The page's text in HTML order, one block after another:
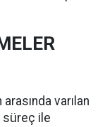
varılan
süreç ile